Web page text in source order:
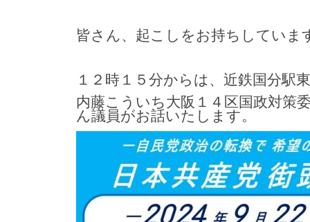
皆さん、起こしをお持ちしていま
１２時１５分からは、近鉄国分駅
内藤こういち大阪１４区国政対策
ん議員がお話いたします。